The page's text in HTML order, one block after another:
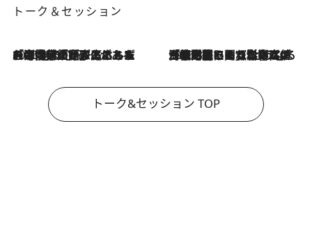
トーク＆セッション
2026.8.3
「今後値上げがあるとすれば…」「リスクがあるのは今年の冬」エネルギー専門家が語る、ホルムズ海峡封鎖が家庭にもたらす“ある心配” 2026.8.3
「住宅建てられない…」「サーチャージ料の高値が続いている」ホルムズ海峡封鎖による影響はいつまで続く？《エネルギー専門家に聞く“どうなる日本の暮らし”》
トーク&セッション TOP